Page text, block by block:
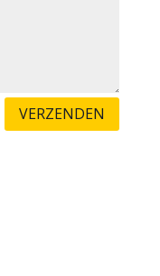
VERZENDEN